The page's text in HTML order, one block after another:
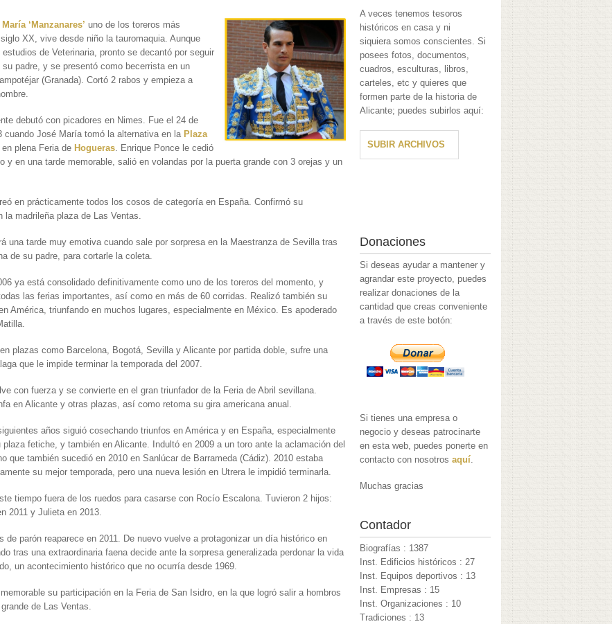
‘Manzanares’ uno de los toreros más
XX, vive desde niño la tauromaquia. Aunque
de Veterinaria, pronto se decantó por seguir
su padre, y se presentó como becerrista en un
(Granada). Cortó 2 rabos y empieza a
debutó con picadores en Nimes. Fue el 24 de
cuando José María tomó la alternativa en la Plaza
en plena Feria de Hogueras. Enrique Ponce le cedió
y en una tarde memorable, salió en volandas por la puerta grande con 3 orejas y un
en prácticamente todos los cosos de categoría en España. Confirmó su
la madrileña plaza de Las Ventas.
una tarde muy emotiva cuando sale por sorpresa en la Maestranza de Sevilla tras
de su padre, para cortarle la coleta.
ya está consolidado definitivamente como uno de los toreros del momento, y
las ferias importantes, así como en más de 60 corridas. Realizó también su
América, triunfando en muchos lugares, especialmente en México. Es apoderado
plazas como Barcelona, Bogotá, Sevilla y Alicante por partida doble, sufre una
que le impide terminar la temporada del 2007.
con fuerza y se convierte en el gran triunfador de la Feria de Abril sevillana.
en Alicante y otras plazas, así como retoma su gira americana anual.
años siguió cosechando triunfos en América y en España, especialmente
fetiche, y también en Alicante. Indultó en 2009 a un toro ante la aclamación del
que también sucedió en 2010 en Sanlúcar de Barrameda (Cádiz). 2010 estaba
su mejor temporada, pero una nueva lesión en Utrera le impidió terminarla.
tiempo fuera de los ruedos para casarse con Rocío Escalona. Tuvieron 2 hijos:
2011 y Julieta en 2013.
de parón reaparece en 2011. De nuevo vuelve a protagonizar un día histórico en
tras una extraordinaria faena decide ante la sorpresa generalizada perdonar la vida
un acontecimiento histórico que no ocurría desde 1969.
su participación en la Feria de San Isidro, en la que logró salir a hombros
de Las Ventas.
A veces tenemos tesoros
históricos en casa y ni
siquiera somos conscientes. Si
posees fotos, documentos,
cuadros, esculturas, libros,
carteles, etc y quieres que
formen parte de la historia de
Alicante; puedes subirlos aquí:
SUBIR ARCHIVOS
Donaciones
Si deseas ayudar a mantener y
agrandar este proyecto, puedes
realizar donaciones de la
cantidad que creas conveniente
a través de este botón:
Si tienes una empresa o
negocio y deseas patrocinarte
en esta web, puedes ponerte en
contacto con nosotrosaquí.
Muchas gracias
Contador
Biografías : 1387
Inst. Edificios históricos : 27
Inst. Equipos deportivos : 13
Inst. Empresas : 15
Inst. Organizaciones : 10
Tradiciones : 13